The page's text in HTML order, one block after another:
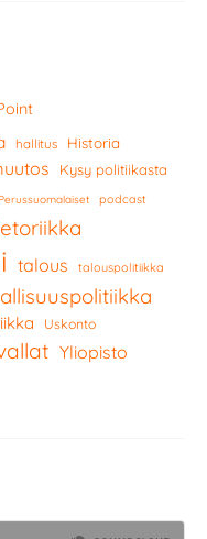
hallitus Historia
Kysy politiikasta
Perussuomalaiset podcast
talous talouspolitiikka
Uskonto
Yliopisto